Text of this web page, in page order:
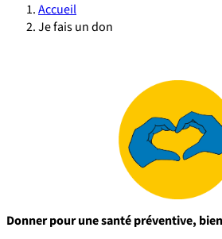
Accueil
Je fais un don
Donner pour une santé préventive,